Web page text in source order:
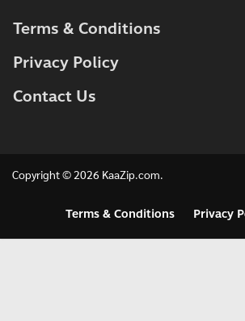
Terms & Conditions
Privacy Policy
Contact Us
Copyright © 2026 KaaZip.com.
Terms & Conditions Privacy